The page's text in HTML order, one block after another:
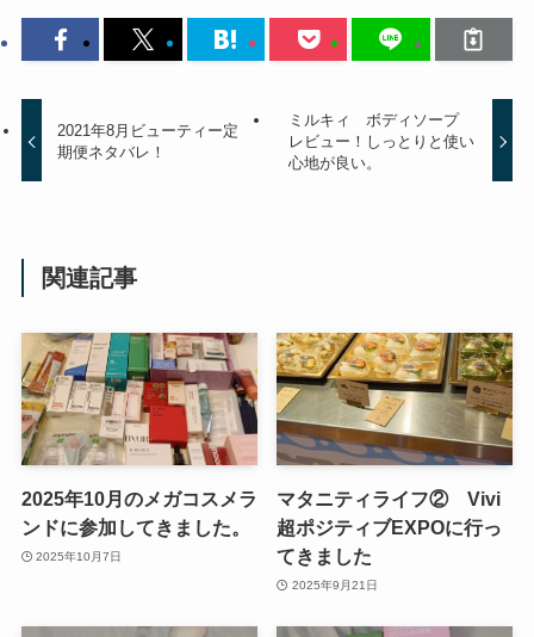
2021年8月ビューティー定
期便ネタバレ！
ミルキィ ボディソープ
レビュー！しっとりと使い
心地が良い。
関連記事
2025年10月のメガコスメラ
ンドに参加してきました。
2025年10月7日
マタニティライフ② Vivi
超ポジティブEXPOに行っ
てきました
2025年9月21日